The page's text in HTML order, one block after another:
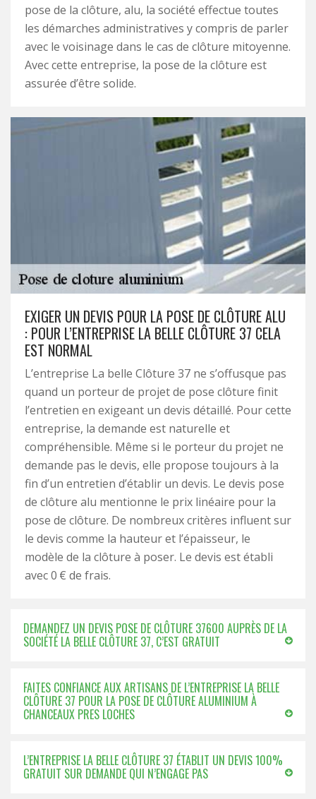
pose de la clôture, alu, la société effectue toutes
les démarches administratives y compris de parler
avec le voisinage dans le cas de clôture mitoyenne.
Avec cette entreprise, la pose de la clôture est
assurée d’être solide.
EXIGER UN DEVIS POUR LA POSE DE CLÔTURE ALU
: POUR L’ENTREPRISE LA BELLE CLÔTURE 37 CELA
EST NORMAL
L’entreprise La belle Clôture 37 ne s’offusque pas
quand un porteur de projet de pose clôture finit
l’entretien en exigeant un devis détaillé. Pour cette
entreprise, la demande est naturelle et
compréhensible. Même si le porteur du projet ne
demande pas le devis, elle propose toujours à la
fin d’un entretien d’établir un devis. Le devis pose
de clôture alu mentionne le prix linéaire pour la
pose de clôture. De nombreux critères influent sur
le devis comme la hauteur et l’épaisseur, le
modèle de la clôture à poser. Le devis est établi
avec 0 € de frais.
DEMANDEZ UN DEVIS POSE DE CLÔTURE 37600 AUPRÈS DE LA
SOCIÉTÉ LA BELLE CLÔTURE 37, C’EST GRATUIT
FAITES CONFIANCE AUX ARTISANS DE L’ENTREPRISE LA BELLE
CLÔTURE 37 POUR LA POSE DE CLÔTURE ALUMINIUM À
CHANCEAUX PRES LOCHES
L’ENTREPRISE LA BELLE CLÔTURE 37 ÉTABLIT UN DEVIS 100%
GRATUIT SUR DEMANDE QUI N’ENGAGE PAS